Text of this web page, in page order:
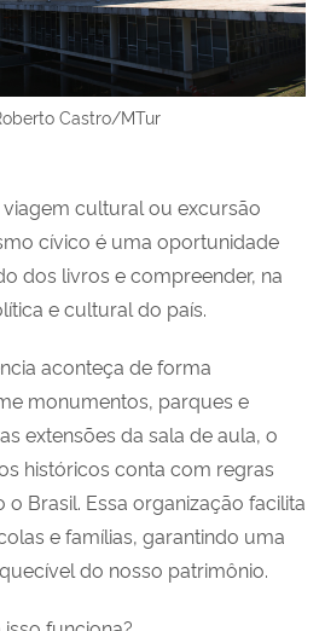
Castro/MTur
cultural ou excursão
cívico é uma oportunidade
dos livros e compreender, na
e cultural do país.
aconteça de forma
monumentos, parques e
extensões da sala de aula, o
históricos conta com regras
Brasil. Essa organização facilita
e famílias, garantindo uma
do nosso patrimônio.